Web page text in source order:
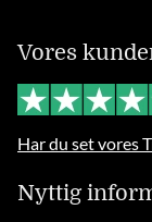
Vores
Har du set vores
Nyttig